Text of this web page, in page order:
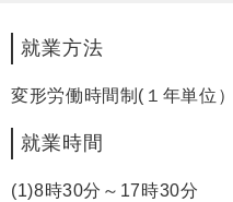
就業方法
変形労働時間制(１年単位）
就業時間
(1)8時30分～17時30分